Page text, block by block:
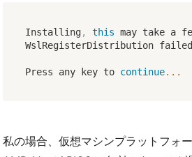
Installing, this may take a
WslRegisterDistribution failed
Press any key to continue...
私の場合、仮想マシンプラットフォ